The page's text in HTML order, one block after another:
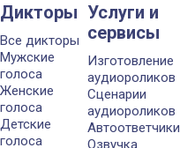
Дикторы
Все дикторы
Мужские
голоса
Женские
голоса
Детские
голоса
Услуги и
сервисы
Изготовление
аудиороликов
Сценарии
аудиороликов
Автоответчики
Озвучка